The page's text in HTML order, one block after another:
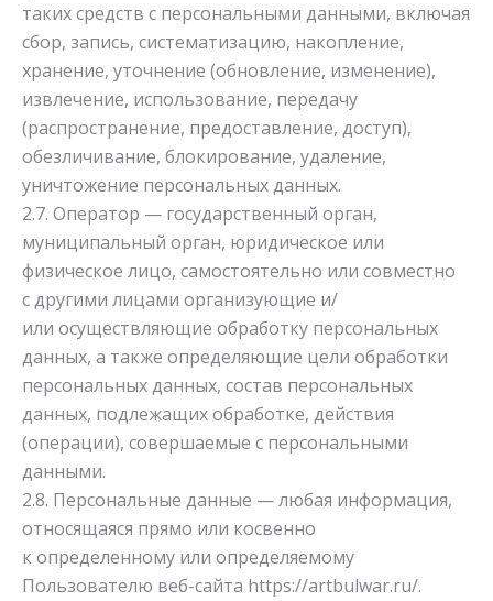
таких средств с персональными данными, включая
сбор, запись, систематизацию, накопление,
хранение, уточнение (обновление, изменение),
извлечение, использование, передачу
(распространение, предоставление, доступ),
обезличивание, блокирование, удаление,
уничтожение персональных данных.
2.7. Оператор — государственный орган,
муниципальный орган, юридическое или
физическое лицо, самостоятельно или совместно
с другими лицами организующие и/
или осуществляющие обработку персональных
данных, а также определяющие цели обработки
персональных данных, состав персональных
данных, подлежащих обработке, действия
(операции), совершаемые с персональными
данными.
2.8. Персональные данные — любая информация,
относящаяся прямо или косвенно
к определенному или определяемому
Пользователю веб-сайта https://artbulwar.ru/.